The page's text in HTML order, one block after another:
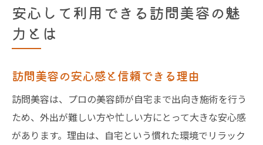
安心して利用できる訪問美容の魅
力とは
訪問美容の安心感と信頼できる理由
訪問美容は、プロの美容師が自宅まで出向き施術を行う
ため、外出が難しい方や忙しい方にとって大きな安心感
があります。理由は、自宅という慣れた環境でリラック